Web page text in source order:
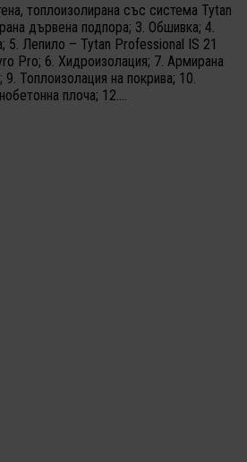
топлоизолирана със система Tytan
дървена подпора; 3. Обшивка; 4.
5. Лепило – Tytan Professional IS 21
Pro; 6. Хидроизолация; 7. Армирана
Топлоизолация на покрива; 10.
плоча; 12....